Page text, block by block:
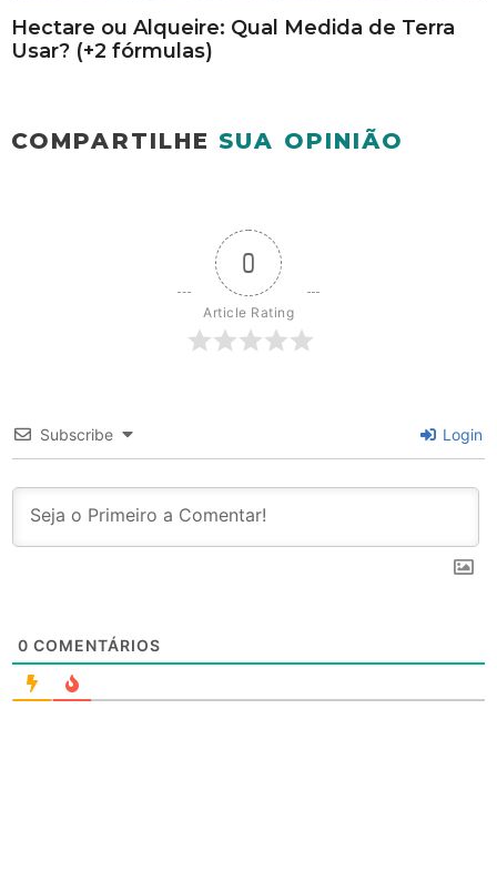
Hectare ou Alqueire: Qual Medida de Terra
Usar? (+2 fórmulas)
COMPARTILHE SUA OPINIÃO
0
Article Rating
Subscribe Login
0 COMENTÁRIOS